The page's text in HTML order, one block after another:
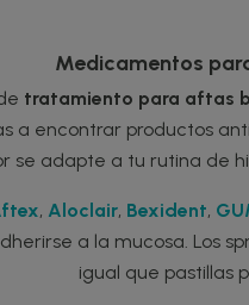
Medicamentos
tratamiento para aftas
a encontrar productos
se adapte a tu rutina de
, Aloclair, Bexident,
a la mucosa. Los
igual que pastillas